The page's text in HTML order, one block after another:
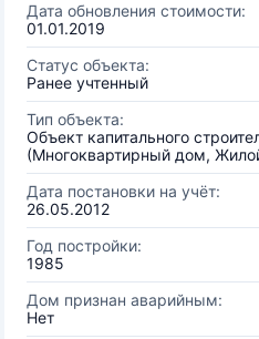
Дата обновления стоимости:
01.01.2019
Статус объекта:
Ранее учтенный
Тип объекта:
Объект капитального
(Многоквартирный дом,
Дата постановки на учёт:
26.05.2012
Год постройки:
1985
Дом признан аварийным:
Нет